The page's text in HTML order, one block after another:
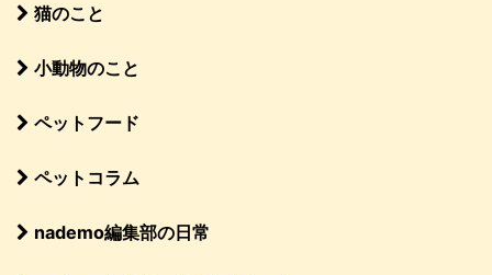
猫のこと
小動物のこと
ペットフード
ペットコラム
nademo編集部の日常